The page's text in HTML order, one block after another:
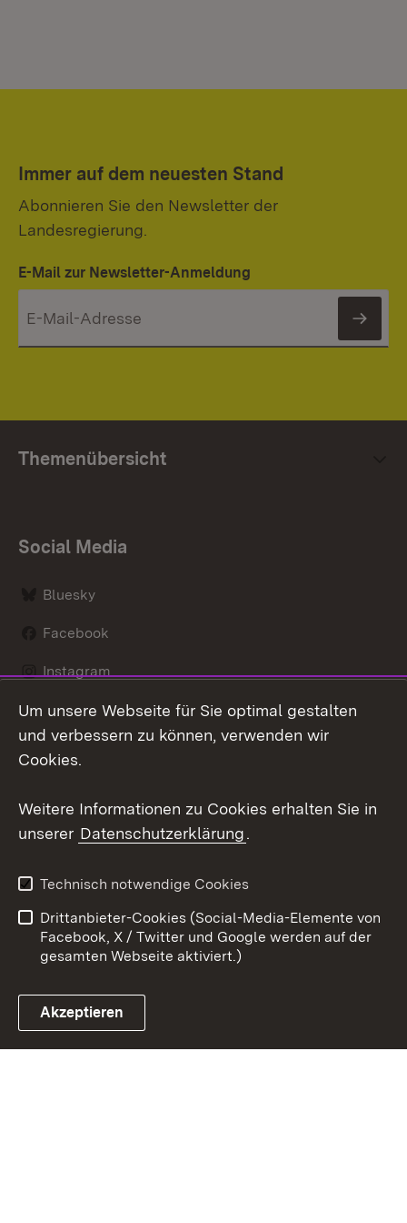
Immer auf dem neuesten Stand
Abonnieren Sie den Newsletter der
Landesregierung.
E-Mail zur Newsletter-Anmeldung
Themenübersicht
Social Media
Bluesky
Facebook
Instagram
LinkedIn
Link zum Landesportal
Datenschutz
Barrierefreiheit
Impressum
Cookies
Um unsere Webseite für Sie optimal gestalten
und verbessern zu können, verwenden wir
Cookies.
Weitere Informationen zu Cookies erhalten Sie in
unserer Datenschutzerklärung.
Technisch notwendige Cookies
Drittanbieter-Cookies (Social-Media-Elemente von
Facebook, X / Twitter und Google werden auf der
gesamten Webseite aktiviert.)
Akzeptieren